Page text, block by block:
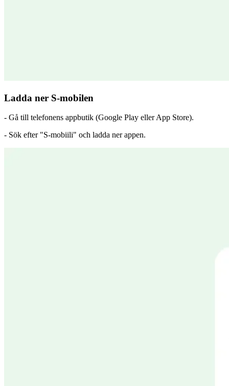
Ladda ner S-mobilen
- Gå till telefonens appbutik (Google Play eller App Store).
- Sök efter "S-mobiili" och ladda ner appen.